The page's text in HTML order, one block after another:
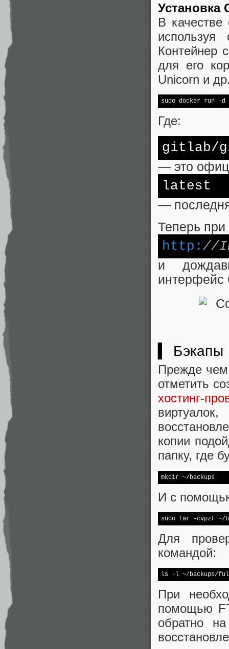
В
Контейнер
для его
Unicorn и
sudo docker run -d
Где:
gitlab/
— это
latest
—
Теперь при
http://
и
интерфейс
▍ Бэкапы
Прежде чем
отметить
хостинг-
копии
папку, где
mkdir ~/backups
И с
sudo tar -cvpzf ~/
Для
командой:
ls -l ~/backups/
При
помощью
обратно